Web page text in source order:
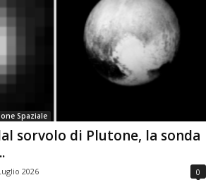
Spaziale
sorvolo di Plutone, la sonda
2026 0